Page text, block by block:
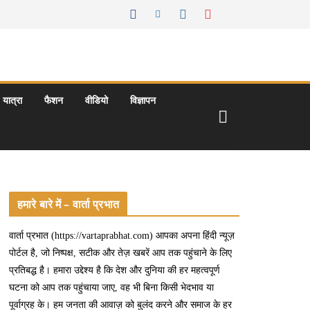
यात्रा फैशन वीडियो विज्ञापन
हमारे बारे में – वार्ता प्रभात
वार्ता प्रभात (https://vartaprabhat.com) आपका अपना हिंदी न्यूज़
पोर्टल है, जो निष्पक्ष, सटीक और तेज़ खबरें आप तक पहुंचाने के लिए
प्रतिबद्ध है। हमारा उद्देश्य है कि देश और दुनिया की हर महत्वपूर्ण
घटना को आप तक पहुंचाया जाए, वह भी बिना किसी भेदभाव या
पूर्वाग्रह के। हम जनता की आवाज़ को बुलंद करने और समाज के हर